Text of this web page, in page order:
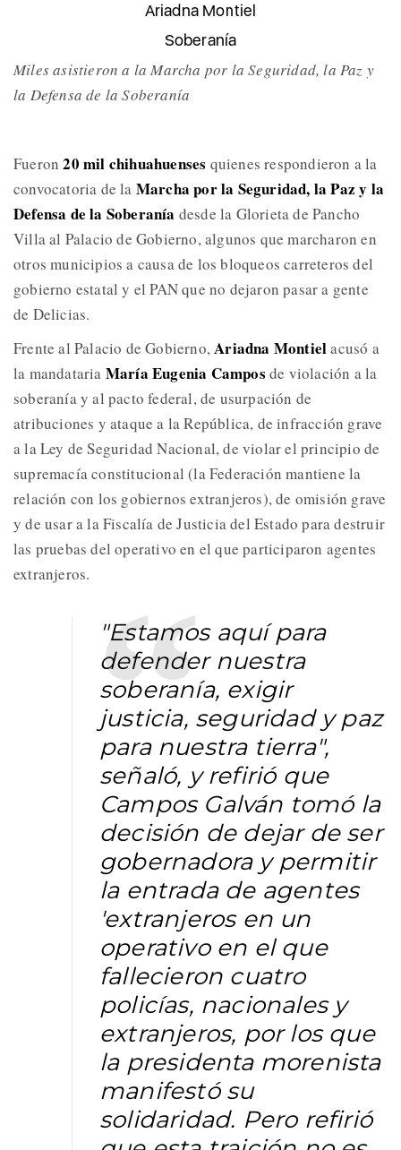
Ariadna Montiel
Soberanía
Miles asistieron a la Marcha por la Seguridad, la Paz y
la Defensa de la Soberanía
Fueron20 mil chihuahuenses quienes respondieron a la
convocatoria de la Marcha por la Seguridad, la Paz y la
Defensa de la Soberanía desde la Glorieta de Pancho
Villa al Palacio de Gobierno, algunos que marcharon en
otros municipios a causa de los bloqueos carreteros del
gobierno estatal y el PAN que no dejaron pasar a gente
de Delicias.
Frente al Palacio de Gobierno,Ariadna Montielacusó a
la mandataria María Eugenia Campos de violación a la
soberanía y al pacto federal, de usurpación de
atribuciones y ataque a la República, de infracción grave
a la Ley de Seguridad Nacional, de violar el principio de
supremacía constitucional (la Federación mantiene la
relación con los gobiernos extranjeros), de omisión grave
y de usar a la Fiscalía de Justicia del Estado para destruir
las pruebas del operativo en el que participaron agentes
extranjeros.
"Estamos aquí para
defender nuestra
soberanía, exigir
justicia, seguridad y paz
para nuestra tierra",
señaló, y refirió que
Campos Galván tomó la
decisión de dejar de ser
gobernadora y permitir
la entrada de agentes
'extranjeros en un
operativo en el que
fallecieron cuatro
policías, nacionales y
extranjeros, por los que
la presidenta morenista
manifestó su
solidaridad. Pero refirió